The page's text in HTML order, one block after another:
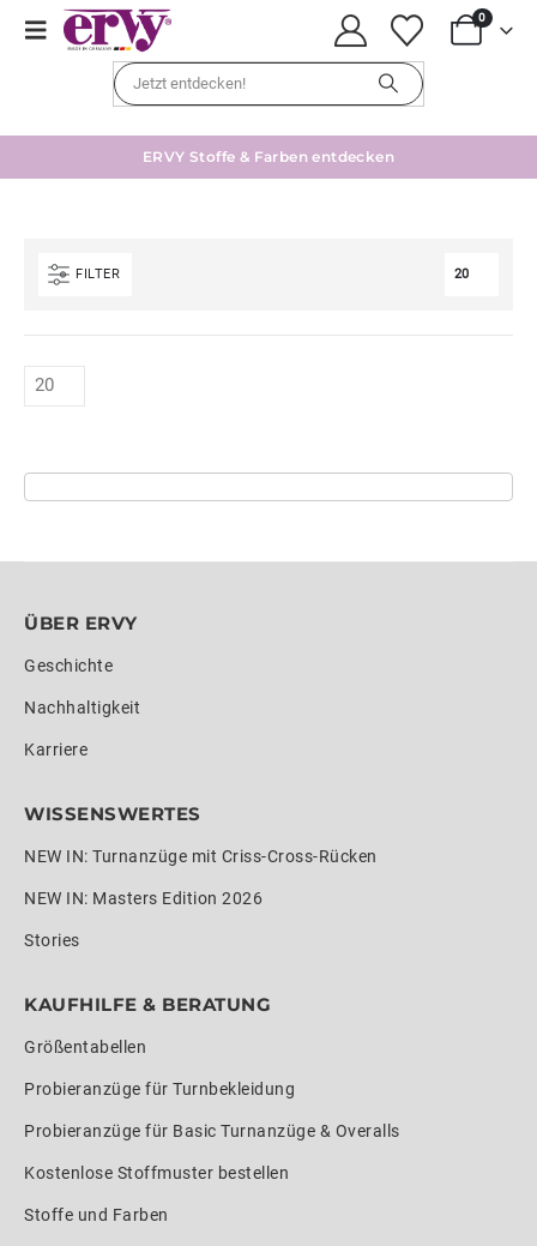
0
ERVY Stoffe & Farben entdecken
FILTER
ÜBER ERVY
Geschichte
Nachhaltigkeit
Karriere
WISSENSWERTES
NEW IN: Turnanzüge mit Criss-Cross-Rücken
NEW IN: Masters Edition 2026
Stories
KAUFHILFE & BERATUNG
Größentabellen
Probieranzüge für Turnbekleidung
Probieranzüge für Basic Turnanzüge & Overalls
Kostenlose Stoffmuster bestellen
Stoffe und Farben